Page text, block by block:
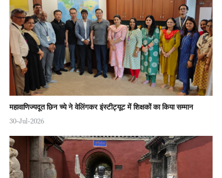
महावाणिज्यदूत छिन च्ये ने वेलिंगकर इंस्टीट्यूट में शिक्षकों का किया सम्मान
30-Jul-2026